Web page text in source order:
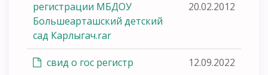
регистрации МБДОУ
Большеарташский детский
сад Карлыгач.rar
20.02.2012
свид о гос регистр 12.09.2022